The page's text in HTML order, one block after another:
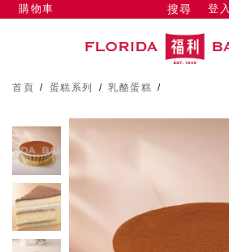
搜尋 登入
購物車
首頁 / 蛋糕系列 / 乳酪蛋糕 /